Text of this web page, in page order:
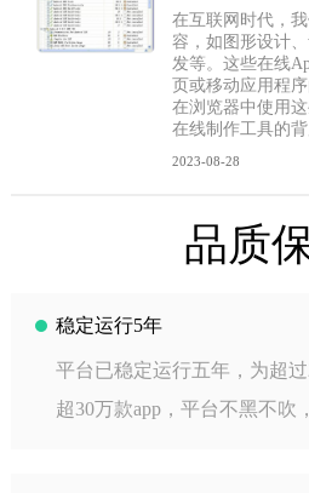
在互联网时代，
容，如图形设计
发等。这些在线
页或移动应用程
在浏览器中使用
在线制作工具的
2023-08-28
品质
稳定运行5年
平台已稳定运行五年，为超
超30万款app，平台不黑不吹